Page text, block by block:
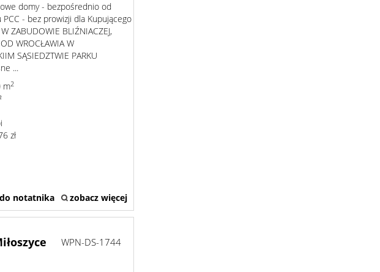
domy - bezpośrednio od
- bez prowizji dla Kupującego
ZABUDOWIE BLIŹNIACZEJ,
WROCŁAWIA W
SĄSIEDZTWIE PARKU
...
m2
zł
notatnika zobacz więcej
WPN-DS-1744